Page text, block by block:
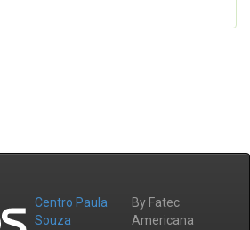
Centro Paula
Souza
By Fatec
Americana